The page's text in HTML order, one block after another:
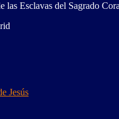
las Esclavas del Sagrado
Jesús